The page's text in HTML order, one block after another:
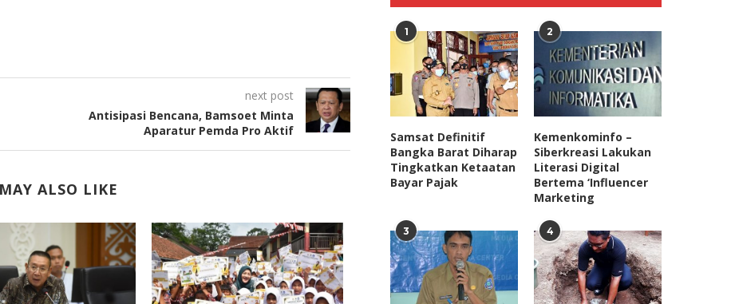
next post
Antisipasi Bencana, Bamsoet Minta
Aparatur Pemda Pro Aktif
ALSO LIKE
1
Samsat Definitif
Bangka Barat Diharap
Tingkatkan Ketaatan
Bayar Pajak
2
Kemenkominfo –
Siberkreasi Lakukan
Literasi Digital
Bertema ‘Influencer
Marketing
3 4